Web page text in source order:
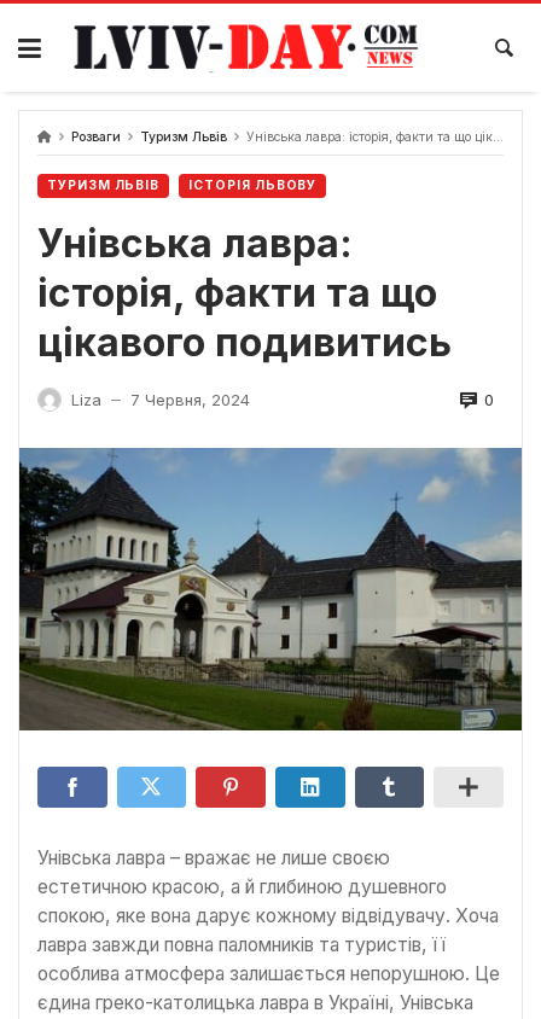
Skip
content
Розваги Туризм Львів Унівська лавра: історія, факти та що цікавого подивитись
ТУРИЗМ ЛЬВІВ ІСТОРІЯ ЛЬВОВУ
Унівська лавра:
історія, факти та що
цікавого подивитись
Liza — 7 Червня, 2024 0
Унівська лавра – вражає не лише своєю
естетичною красою, а й глибиною душевного
спокою, яке вона дарує кожному відвідувачу. Хоча
лавра завжди повна паломників та туристів, її
особлива атмосфера залишається непорушною. Це
єдина греко-католицька лавра в Україні, Унівська